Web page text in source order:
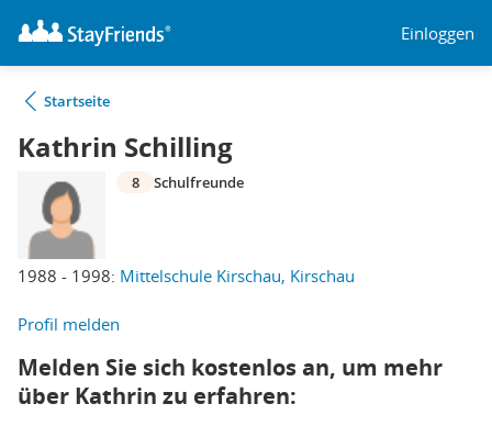
Einloggen
Startseite
Kathrin Schilling
1988 - 1998: Mittelschule Kirschau, Kirschau
8 Schulfreunde
Profil melden
Melden Sie sich kostenlos an, um mehr
über Kathrin zu erfahren: